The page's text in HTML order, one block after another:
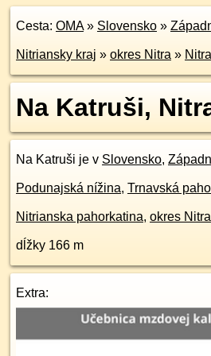
Cesta: OMA» Slovensko »
Nitriansky kraj » okres Nitra » Nitra
Na Katruši,
Na Katruši je v Slovensko,
Podunajská nížina, Trnavská
Nitrianska pahorkatina, okres Nitra
dĺžky 166 m
Extra: